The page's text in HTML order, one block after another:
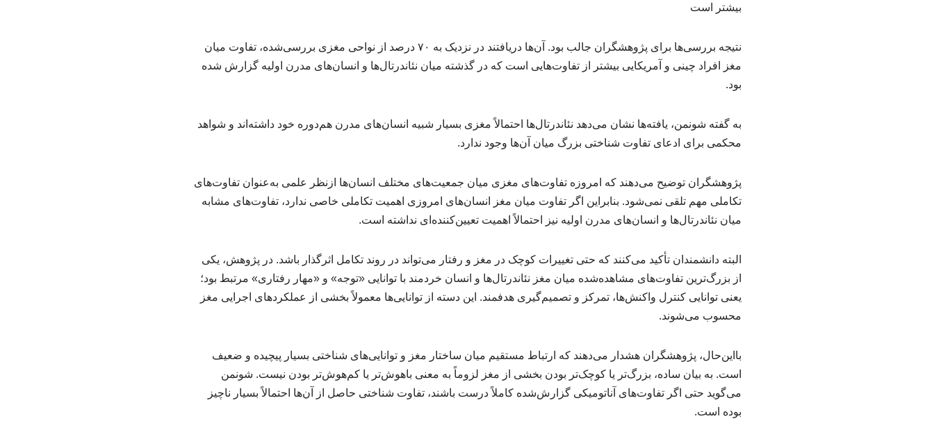
بیشتر است
نتیجه بررسی‌ها برای پژوهشگران جالب بود. آن‌ها دریافتند در نزدیک به ۷۰ درصد از نواحی مغزی بررسی‌شده، تفاوت میان
مغز افراد چینی و آمریکایی بیشتر از تفاوت‌هایی است که در گذشته میان نئاندرتال‌ها و انسان‌های مدرن اولیه گزارش شده
بود.
به گفته شونمن، یافته‌ها نشان می‌دهد نئاندرتال‌ها احتمالاً مغزی بسیار شبیه انسان‌های مدرن هم‌دوره خود داشته‌اند و شواهد
محکمی برای ادعای تفاوت شناختی بزرگ میان آن‌ها وجود ندارد.
پژوهشگران توضیح می‌دهند که امروزه تفاوت‌های مغزی میان جمعیت‌های مختلف انسان‌ها ازنظر علمی به‌عنوان تفاوت‌های
تکاملی مهم تلقی نمی‌شود. بنابراین اگر تفاوت میان مغز انسان‌های امروزی اهمیت تکاملی خاصی ندارد، تفاوت‌های مشابه
میان نئاندرتال‌ها و انسان‌های مدرن اولیه نیز احتمالاً اهمیت تعیین‌کننده‌ای نداشته است.
البته دانشمندان تأکید می‌کنند که حتی تغییرات کوچک در مغز و رفتار می‌تواند در روند تکامل اثرگذار باشد. در پژوهش، یکی
از بزرگ‌ترین تفاوت‌های مشاهده‌شده میان مغز نئاندرتال‌ها و انسان خردمند با توانایی «توجه» و «مهار رفتاری» مرتبط بود؛
یعنی توانایی کنترل واکنش‌ها، تمرکز و تصمیم‌گیری هدفمند. این دسته از توانایی‌ها معمولاً بخشی از عملکردهای اجرایی مغز
محسوب می‌شوند.
بااین‌حال، پژوهشگران هشدار می‌دهند که ارتباط مستقیم میان ساختار مغز و توانایی‌های شناختی بسیار پیچیده و ضعیف
است. به بیان ساده، بزرگ‌تر یا کوچک‌تر بودن بخشی از مغز لزوماً به معنی باهوش‌تر یا کم‌هوش‌تر بودن نیست. شونمن
می‌گوید حتی اگر تفاوت‌های آناتومیکی گزارش‌شده کاملاً درست باشند، تفاوت شناختی حاصل از آن‌ها احتمالاً بسیار ناچیز
بوده است.